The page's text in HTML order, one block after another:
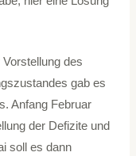
des
gab es
Anfang Februar
der Defizite und
soll es dann